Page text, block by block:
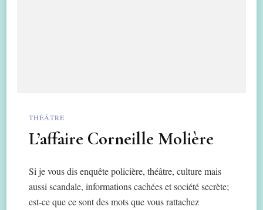
THÉÂTRE
L’affaire Corneille Molière
Si je vous dis enquête policière, théâtre, culture mais
aussi scandale, informations cachées et société secrète;
est-ce que ce sont des mots que vous rattachez